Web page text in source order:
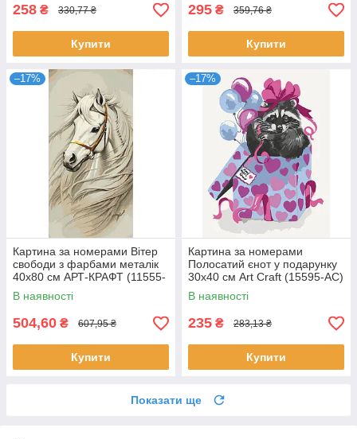
258 ₴ 330,77 ₴
Купити
295 ₴ 359,76 ₴
Купити
–17%
Картина за номерами Вітер
свободи з фарбами металік
40х80 см АРТ-КРАФТ (11555-
AC)
В наявності
504,60 ₴ 607,95 ₴
Купити
–17%
Картина за номерами
Полосатий єнот у подарунку
30х40 см Art Craft (15595-AC)
В наявності
235 ₴ 283,13 ₴
Купити
Показати ще